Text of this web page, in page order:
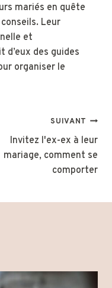
mariés en quête
Leur
et
des guides
organiser le
SUIVANT
Invitez l'ex-ex à leur
mariage, comment se
comporter